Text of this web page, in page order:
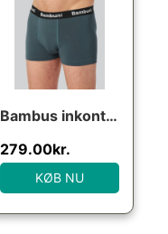
Bambus inkontinens underbukser i petrol
279.00kr.
KØB NU